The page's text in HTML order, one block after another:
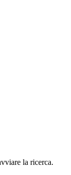
la ricerca.